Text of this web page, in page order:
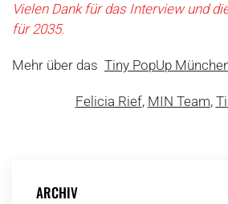
Vielen Dank für das Interview und
für 2035.
Mehr über das Tiny PopUp
Felicia Rief, MIN Team,
ARCHIV